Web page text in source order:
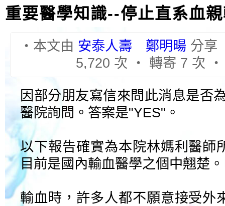
重要醫學知識--停止直系血
‧本文由 安泰人壽 鄭明暘 分享
5,720 次 ‧ 轉寄 7 次
因部分朋友寫信來問此消息是否
醫院詢問。答案是"YES"。
以下報告確實為本院林媽利醫師
目前是國內輸血醫學之個中翹楚。
輸血時，許多人都不願意接受外